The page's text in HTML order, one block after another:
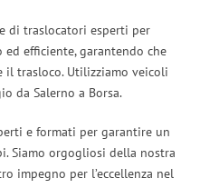
di traslocatori esperti per
efficiente, garantendo che
trasloco. Utilizziamo veicoli
da Salerno a Borsa.
e formati per garantire un
Siamo orgogliosi della nostra
impegno per l’eccellenza nel